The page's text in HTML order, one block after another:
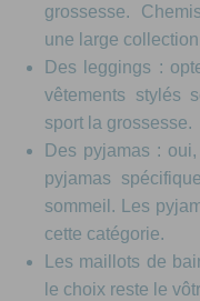
grossesse.
une large
Des leggings :
vêtements stylés
sport la grossesse.
Des pyjamas :
pyjamas
sommeil. Les
cette catégorie.
Les maillots de
le choix reste le